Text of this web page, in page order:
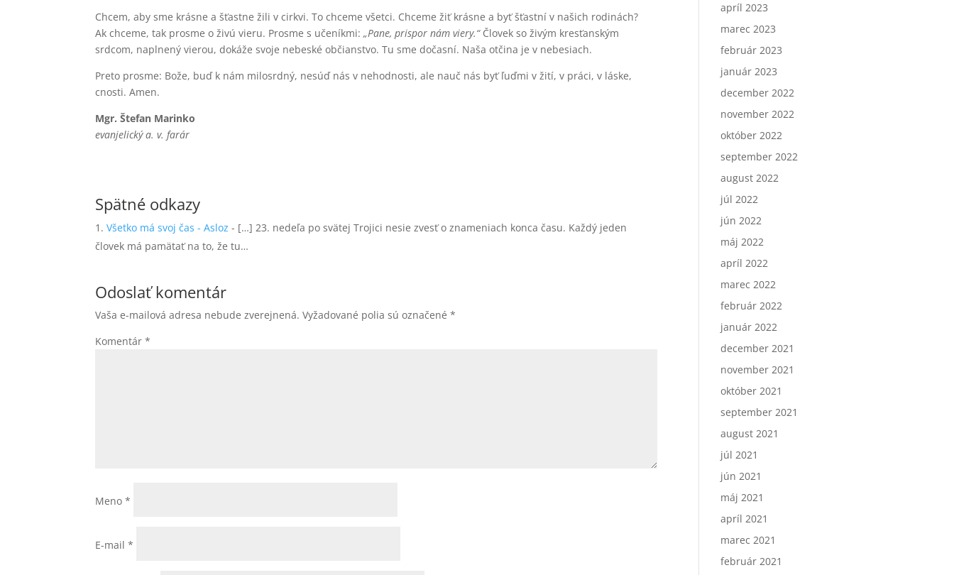
Chcem, aby sme krásne a šťastne žili v cirkvi. To chceme všetci. Chceme žiť krásne a byť šťastní v našich rodinách?
Ak chceme, tak prosme o živú vieru. Prosme s učeníkmi:„Pane, prispor nám viery.“Človek so živým kresťanským
srdcom, naplnený vierou, dokáže svoje nebeské občianstvo. Tu sme dočasní. Naša otčina je v nebesiach.
Preto prosme: Bože, buď k nám milosrdný, nesúď nás v nehodnosti, ale nauč nás byť ľuďmi v žití, v práci, v láske,
cnosti. Amen.
Mgr. Štefan Marinko
evanjelický a. v. farár
Spätné odkazy
Všetko má svoj čas - Asloz - […] 23. nedeľa po svätej Trojici nesie zvesť o znameniach konca času. Každý jeden
človek má pamätať na to, že tu…
Odoslať komentár
Vaša e-mailová adresa nebude zverejnená. Vyžadované polia sú označené*
Komentár*
Meno*
E-mail*
apríl 2023
marec 2023
február 2023
január 2023
december 2022
november 2022
október 2022
september 2022
august 2022
júl 2022
jún 2022
máj 2022
apríl 2022
marec 2022
február 2022
január 2022
december 2021
november 2021
október 2021
september 2021
august 2021
júl 2021
jún 2021
máj 2021
apríl 2021
marec 2021
február 2021